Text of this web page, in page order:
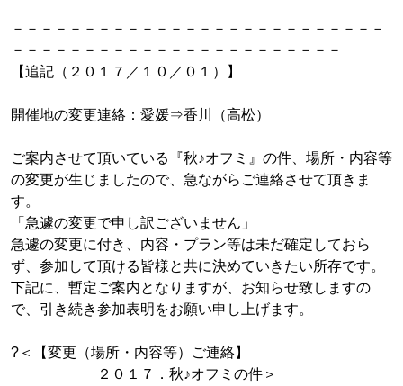
－－－－－－－－－－－－－－－－－－－－－－－－－－
－－－－－－－－－－－－－－－－－－－－－－－
【追記（２０１７／１０／０１）】
開催地の変更連絡：愛媛⇒香川（高松）
ご案内させて頂いている『秋♪オフミ』の件、場所・内容等
の変更が生じましたので、急ながらご連絡させて頂きま
す。
「急遽の変更で申し訳ございません」
急遽の変更に付き、内容・プラン等は未だ確定しておら
ず、参加して頂ける皆様と共に決めていきたい所存です。
下記に、暫定ご案内となりますが、お知らせ致しますの
で、引き続き参加表明をお願い申し上げます。
?＜【変更（場所・内容等）ご連絡】
２０１７．秋♪オフミの件＞